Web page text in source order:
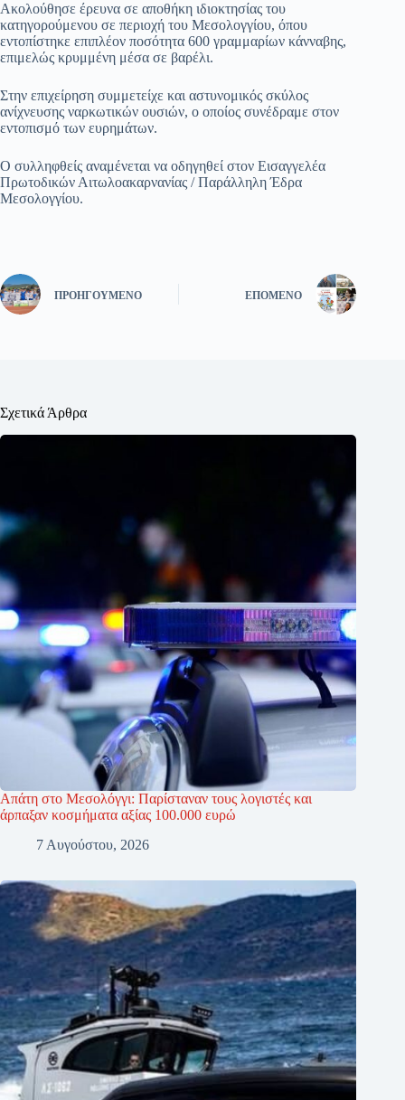
Ακολούθησε έρευνα σε αποθήκη ιδιοκτησίας του
κατηγορούμενου σε περιοχή του Μεσολογγίου, όπου
εντοπίστηκε επιπλέον ποσότητα 600 γραμμαρίων κάνναβης,
επιμελώς κρυμμένη μέσα σε βαρέλι.
Στην επιχείρηση συμμετείχε και αστυνομικός σκύλος
ανίχνευσης ναρκωτικών ουσιών, ο οποίος συνέδραμε στον
εντοπισμό των ευρημάτων.
Ο συλληφθείς αναμένεται να οδηγηθεί στον Εισαγγελέα
Πρωτοδικών Αιτωλοακαρνανίας / Παράλληλη Έδρα
Μεσολογγίου.
ΠΡΟΗΓΟΎΜΕΝΟ ΕΠΌΜΕΝΟ
Σχετικά Άρθρα
Απάτη στο Μεσολόγγι: Παρίσταναν τους λογιστές και
άρπαξαν κοσμήματα αξίας 100.000 ευρώ
7 Αυγούστου, 2026